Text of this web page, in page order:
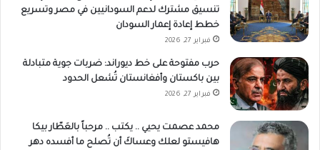
تنسيق مشترك لدعم السودانيين في مصر وتسريع
خطط إعادة إعمار السودان
فبراير 27, 2026
حرب مفتوحة على خط ديوراند: ضربات جوية متبادلة
بين باكستان وأفغانستان تُشعل الحدود
فبراير 27, 2026
محمد عصمت يحيي .. يكتب .. مرحباً بالعَطّار بيكا
هافيستو لعلك وعساكَ أن تُصلح ما أفسده دهر